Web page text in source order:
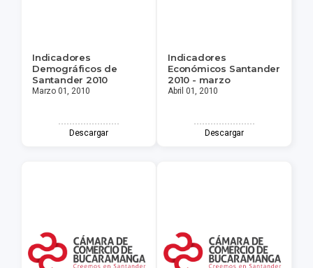
Indicadores
Demográficos de
Santander 2010
Marzo 01, 2010
Descargar
Indicadores
Económicos Santander
2010 - marzo
Abril 01, 2010
Descargar